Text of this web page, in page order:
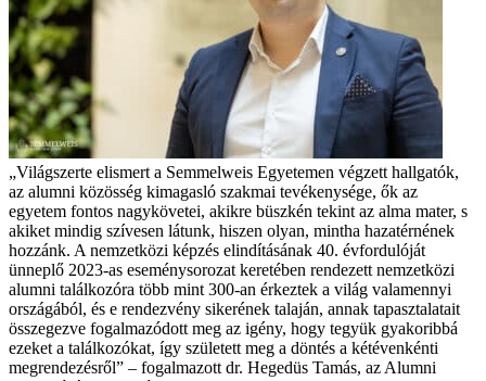
„Világszerte elismert a Semmelweis Egyetemen végzett hallgatók,
az alumni közösség kimagasló szakmai tevékenysége, ők az
egyetem fontos nagykövetei, akikre büszkén tekint az alma mater, s
akiket mindig szívesen látunk, hiszen olyan, mintha hazatérnének
hozzánk. A nemzetközi képzés elindításának 40. évfordulóját
ünneplő 2023-as eseménysorozat keretében rendezett nemzetközi
alumni találkozóra több mint 300-an érkeztek a világ valamennyi
országából, és e rendezvény sikerének talaján, annak tapasztalatait
összegezve fogalmazódott meg az igény, hogy tegyük gyakoribbá
ezeket a találkozókat, így született meg a döntés a kétévenkénti
megrendezésről” – fogalmazott dr. Hegedüs Tamás, az Alumni